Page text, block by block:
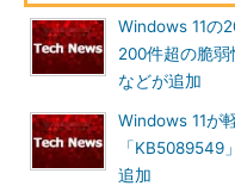
Windows 11の
200件超の脆
などが追加
Windows 11が
「KB5089549
追加